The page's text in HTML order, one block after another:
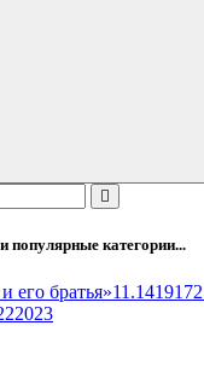
популярные категории...
его братья»11.141917
2023